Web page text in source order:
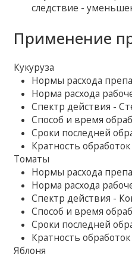
следствие -
Применение
Кукуруза
Нормы расхода
Норма расхода
Спектр действия -
Способ и время
Сроки последней
Кратность обработок
Томаты
Нормы расхода
Норма расхода
Спектр действия -
Способ и время
Сроки последней
Кратность обработок
Яблоня